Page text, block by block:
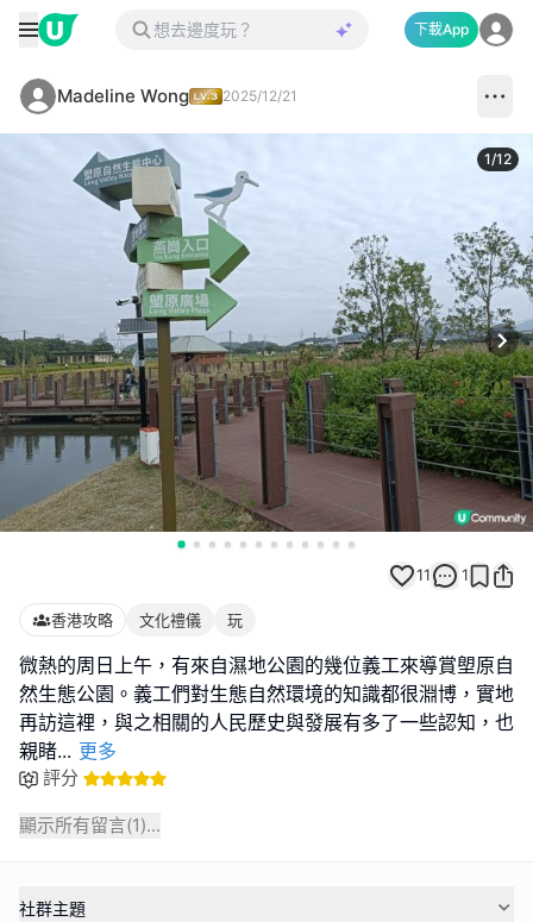
下載App
Madeline Wong 2025/12/21
1/12
11 1
香港攻略 文化禮儀 玩
微熱的周日上午，有來自濕地公園的幾位義工來導賞塱原自
然生態公園。義工們對生態自然環境的知識都很淵博，實地
再訪這裡，與之相關的人民歷史與發展有多了一些認知，也
親睹... 更多
評分
顯示所有留言(1)...
社群主題